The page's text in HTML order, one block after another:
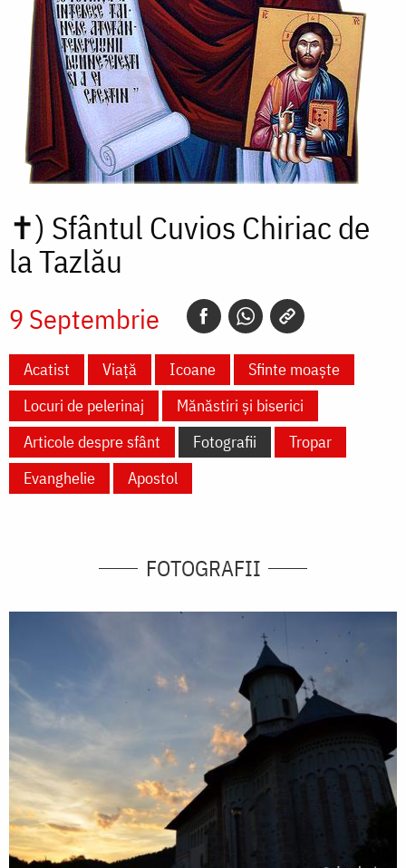
✝) Sfântul Cuvios Chiriac de
la Tazlău
9 Septembrie
Acatist Viață Icoane
Sfinte moaște
Locuri de pelerinaj
Mănăstiri și biserici
Articole despre sfânt
Fotografii
Tropar
Evanghelie
Apostol
FOTOGRAFII